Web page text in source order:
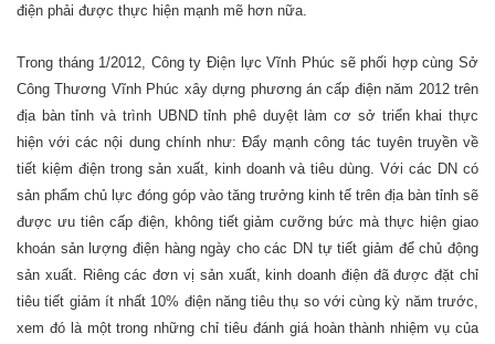
điện phải được thực hiện mạnh mẽ hơn nữa.
Trong tháng 1/2012, Công ty Điện lực Vĩnh Phúc sẽ phối hợp cùng Sở
Công Thương Vĩnh Phúc xây dựng phương án cấp điện năm 2012 trên
địa bàn tỉnh và trình UBND tỉnh phê duyệt làm cơ sở triển khai thực
hiện với các nội dung chính như: Đẩy mạnh công tác tuyên truyền về
tiết kiệm điện trong sản xuất, kinh doanh và tiêu dùng. Với các DN có
sản phẩm chủ lực đóng góp vào tăng trưởng kinh tế trên địa bàn tỉnh sẽ
được ưu tiên cấp điện, không tiết giảm cưỡng bức mà thực hiện giao
khoán sản lượng điện hàng ngày cho các DN tự tiết giảm để chủ động
sản xuất. Riêng các đơn vị sản xuất, kinh doanh điện đã được đặt chỉ
tiêu tiết giảm ít nhất 10% điện năng tiêu thụ so với cùng kỳ năm trước,
xem đó là một trong những chỉ tiêu đánh giá hoàn thành nhiệm vụ của